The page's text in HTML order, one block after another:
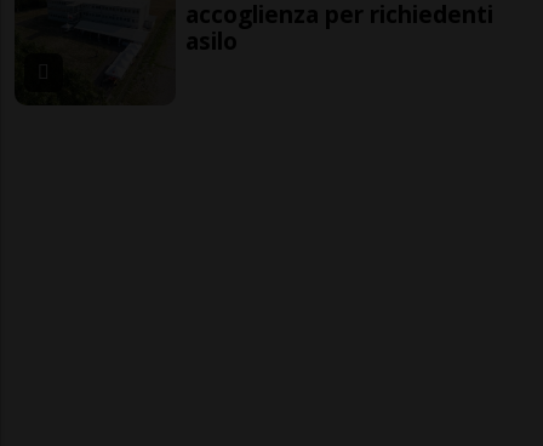
accoglienza per richiedenti
asilo